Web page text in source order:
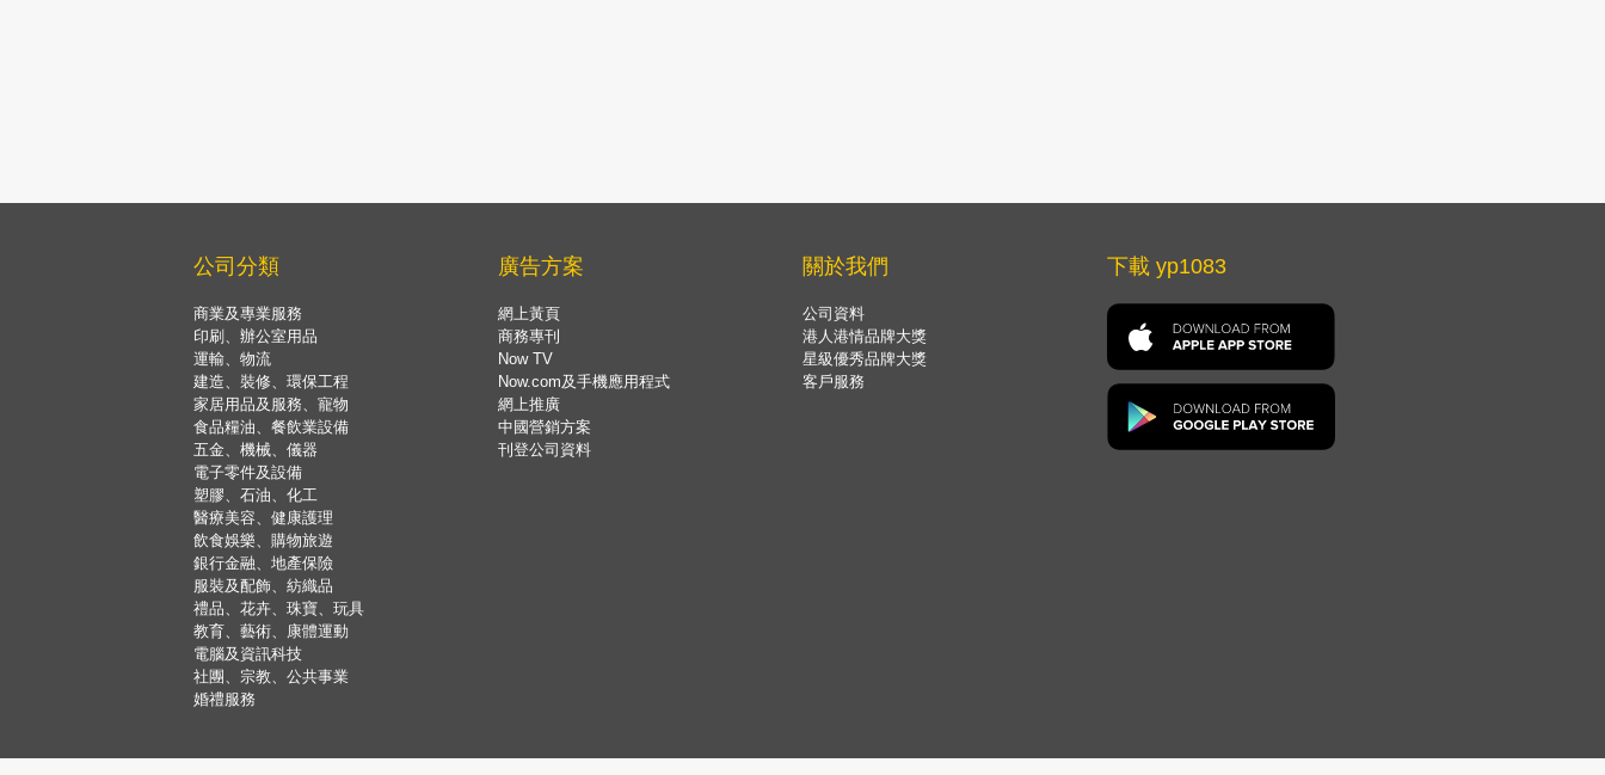
公司分類
商業及專業服務
印刷、辦公室用品
運輸、物流
建造、裝修、環保工程
家居用品及服務、寵物
食品糧油、餐飲業設備
五金、機械、儀器
電子零件及設備
塑膠、石油、化工
醫療美容、健康護理
飲食娛樂、購物旅遊
銀行金融、地產保險
服裝及配飾、紡織品
禮品、花卉、珠寶、玩具
教育、藝術、康體運動
電腦及資訊科技
社團、宗教、公共事業
婚禮服務
廣告方案
網上黃頁
商務專刊
Now TV
Now.com及手機應用程式
網上推廣
中國營銷方案
刊登公司資料
關於我們
公司資料
港人港情品牌大獎
星級優秀品牌大獎
客戶服務
下載 yp1083